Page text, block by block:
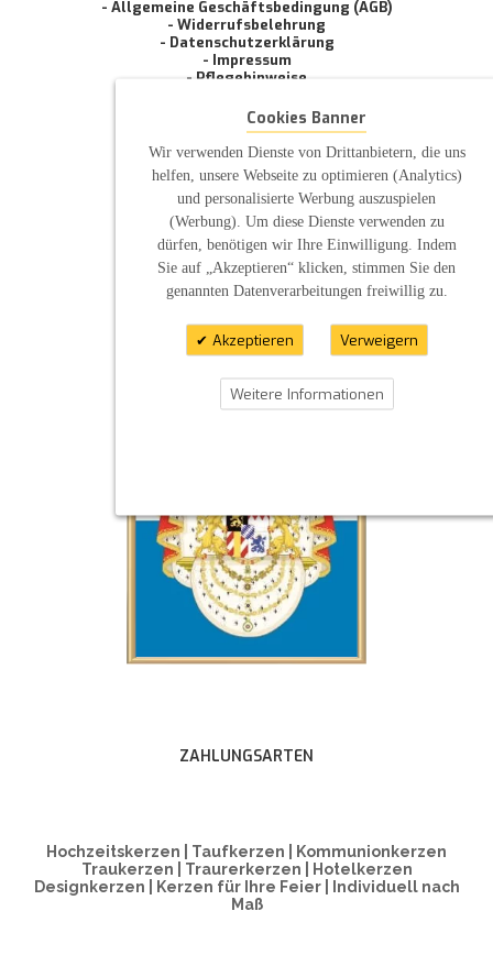
- Allgemeine Geschäftsbedingung (AGB)
- Widerrufsbelehrung
- Datenschutzerklärung
- Impressum
- Pflegehinweise
ZAHLUNGSARTEN
Hochzeitskerzen | Taufkerzen | Kommunionkerzen
Traukerzen | Traurerkerzen | Hotelkerzen
Designkerzen | Kerzen für Ihre Feier | Individuell nach
Maß
Cookies Banner
Wir verwenden Dienste von Drittanbietern, die uns
helfen, unsere Webseite zu optimieren (Analytics)
und personalisierte Werbung auszuspielen
(Werbung). Um diese Dienste verwenden zu
dürfen, benötigen wir Ihre Einwilligung. Indem
Sie auf „Akzeptieren“ klicken, stimmen Sie den
genannten Datenverarbeitungen freiwillig zu.
Akzeptieren Verweigern
Weitere Informationen